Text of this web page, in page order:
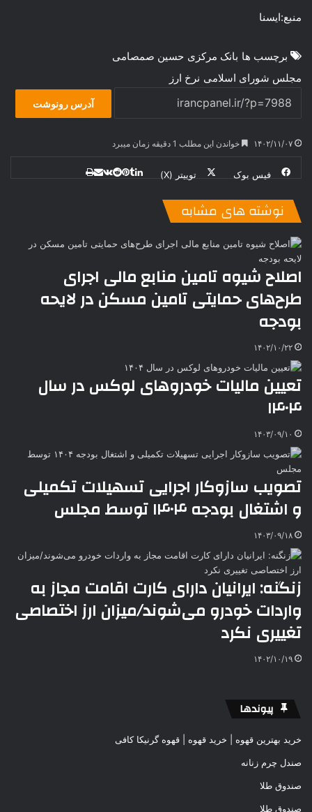
منبع:ایسنا
برچسب ها بانک مرکزی حسین صمصامی
مجلس شورای اسلامی نرخ ارز
آدرس رونوشت
۱۴۰۲/۱۱/۰۷ خواندن این مطلب 1 دقیقه زمان میبرد
فیس بوک توییتر (X)
یلر
ت
تt
k
e
ا
ه
نوشته های مشابه
اصلاح شیوه تامین منابع مالی اجرای
طرح‌های حمایتی تامین مسکن در لایحه
بودجه
۱۴۰۲/۱۰/۲۲
تعیین مالیات خودروهای لوکس در سال
۱۴۰۴
۱۴۰۳/۰۹/۱۰
تصویب سازوکار اجرایی تسهیلات تکمیلی
و اشتغال بودجه ۱۴۰۴ توسط مجلس
۱۴۰۳/۰۹/۱۸
زنگنه: ایرانیان دارای کارت اقامت مجاز به
واردات خودرو می‌شوند/میزان ارز اختصاصی
تغییری نکرد
۱۴۰۲/۱۰/۱۹
پیوندها
خرید بهترین قهوه | خرید قهوه | قهوه گرنیکا کافی
صندل چرم زنانه
صندوق طلا
صندوق طلا